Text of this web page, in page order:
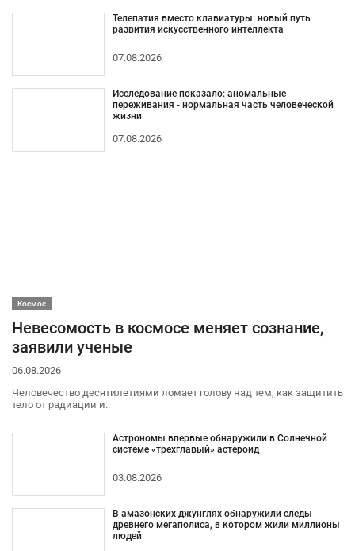
Телепатия вместо клавиатуры: новый путь
развития искусственного интеллекта
07.08.2026
Исследование показало: аномальные
переживания - нормальная часть человеческой
жизни
07.08.2026
Космос
Невесомость в космосе меняет сознание,
заявили ученые
06.08.2026
Человечество десятилетиями ломает голову над тем, как защитить
тело от радиации и..
Астрономы впервые обнаружили в Солнечной
системе «трехглавый» астероид
03.08.2026
В амазонских джунглях обнаружили следы
древнего мегаполиса, в котором жили миллионы
людей